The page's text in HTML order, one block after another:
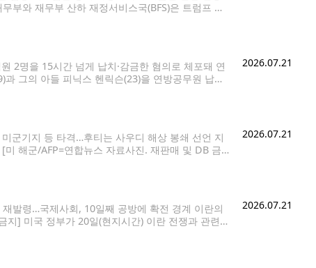
부와 재무부 산하 재정서비스국(BFS)은 트럼프 대
2명을 15시간 넘게 납치·감금한 혐의로 체포돼 연
그의 아들 피닉스 헨릭슨(23)을 연방공무원 납치
2026.07.21
군기지 등 타격…후티는 사우디 해상 봉쇄 선언 지
해군/AFP=연합뉴스 자료사진. 재판매 및 DB 금
2026.07.21
발령…국제사회, 10일째 공방에 확전 경계 이란의
] 미국 정부가 20일(현지시간) 이란 전쟁과 관련해
2026.07.21